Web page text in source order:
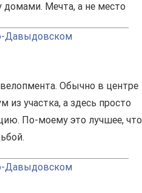
Мечта, а не место
Давыдовском
Обычно в центре
участка, а здесь просто
По-моему это лучшее, что
Давыдовском